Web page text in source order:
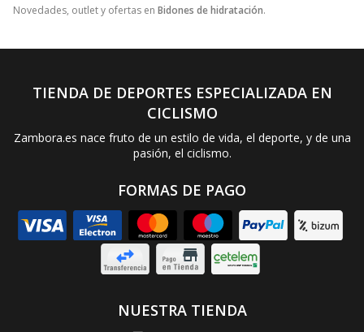
Novedades, outlet y ofertas en Bidones de hidratación.
TIENDA DE DEPORTES ESPECIALIZADA EN
CICLISMO
Zambora.es nace fruto de un estilo de vida, el deporte, y de una
pasión, el ciclismo.
FORMAS DE PAGO
NUESTRA TIENDA